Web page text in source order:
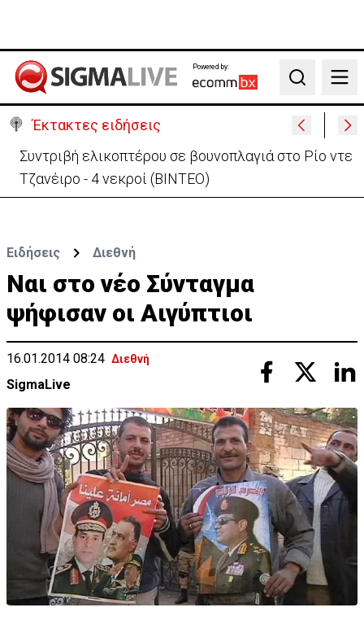
Powered by:
Search
Έκτακτες ειδήσεις
Συντριβή ελικοπτέρου σε βουνοπλαγιά στο Ρίο ντε
Τζανέιρο - 4 νεκροί (BINTEO)
Ειδήσεις Διεθνή
Ναι στο νέο Σύνταγμα
ψήφισαν οι Αιγύπτιοι
16.01.2014 08:24 Διεθνή
SigmaLive